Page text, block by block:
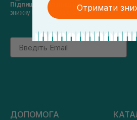
Підпишись на наші новинита отримуй
знижку 5% на перше замовлення
Email
ДОПОМОГА
Отримати